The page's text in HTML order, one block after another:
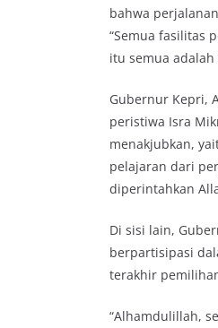
bahwa
“Semua fasilitas
itu semua adalah
Gubernur Kepri,
peristiwa Isra
menakjubkan,
pelajaran dari
diperintahkan
Di sisi lain,
berpartisipasi
terakhir
“Alhamdulillah,